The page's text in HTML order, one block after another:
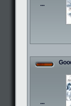
...
...